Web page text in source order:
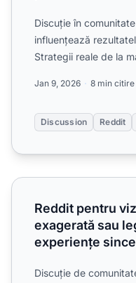
Discuție în
influențează
Strategii reale de la
Jan 9, 2026 8 min citire
Discussion Reddit
Reddit pentru
Reddit pentru
exagerată sau
experiențe
Discuție de